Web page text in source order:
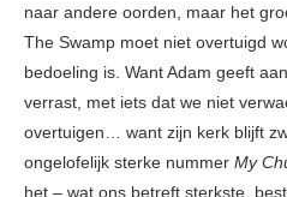
naar andere oorden, maar het
The Swamp moet niet overtuigd
bedoeling is. Want Adam geeft
verrast, met iets dat we niet
overtuigen… want zijn kerk blijft
ongelofelijk sterke nummer My
het – wat ons betreft sterkste,